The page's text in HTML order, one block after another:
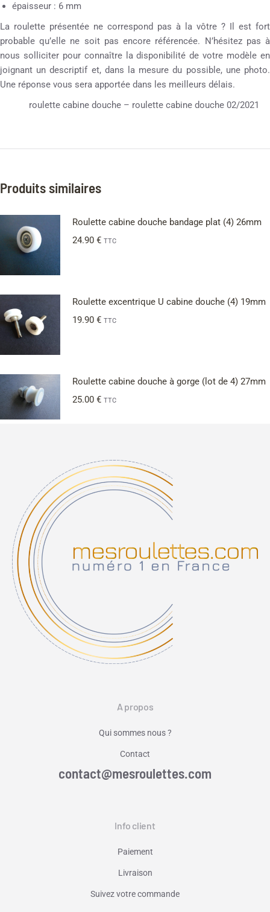
épaisseur : 6 mm
La roulette présentée ne correspond pas à la vôtre ? Il est fort
probable qu’elle ne soit pas encore référencée. N’hésitez pas à
nous solliciter pour connaître la disponibilité de votre modèle en
joignant un descriptif et, dans la mesure du possible, une photo.
Une réponse vous sera apportée dans les meilleurs délais.
roulette cabine douche – roulette cabine douche 02/2021
Produits similaires
Roulette cabine douche bandage plat (4) 26mm
24.90 € TTC
Roulette excentrique U cabine douche (4) 19mm
19.90 € TTC
Roulette cabine douche à gorge (lot de 4) 27mm
25.00 € TTC
A propos
Qui sommes nous ?
Contact
contact@mesroulettes.com
Info client
Paiement
Livraison
Suivez votre commande